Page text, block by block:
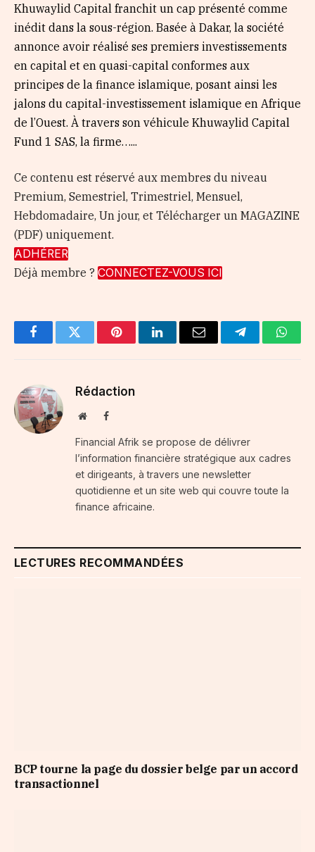
Khuwaylid Capital franchit un cap présenté comme
inédit dans la sous-région. Basée à Dakar, la société
annonce avoir réalisé ses premiers investissements
en capital et en quasi-capital conformes aux
principes de la finance islamique, posant ainsi les
jalons du capital-investissement islamique en Afrique
de l’Ouest. À travers son véhicule Khuwaylid Capital
Fund 1 SAS, la firme…...
Ce contenu est réservé aux membres du niveau
Premium, Semestriel, Trimestriel, Mensuel,
Hebdomadaire, Un jour, et Télécharger un MAGAZINE
(PDF) uniquement.
ADHÉRER
Déjà membre ? CONNECTEZ-VOUS ICI
FacebookTwitter PinterestLinkedInEmail Telegram
Rédaction
WebsiteFacebook
Financial Afrik se propose de délivrer
l’information financière stratégique aux cadres
et dirigeants, à travers une newsletter
quotidienne et un site web qui couvre toute la
finance africaine.
LECTURES RECOMMANDÉES
BCP tourne la page du dossier belge par un accord
transactionnel